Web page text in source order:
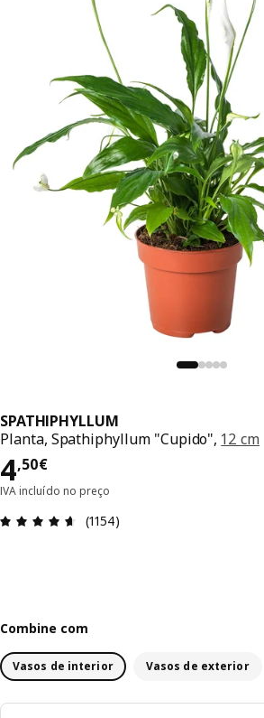
SPATHIPHYLLUM
Planta, Spathiphyllum "Cupido", 12 cm
4,50€
Preço 4,50€
IVA incluído no preço
Avaliações: 4.6 de 5
(1154)
Combine com
Vasos de interior Vasos de exterior